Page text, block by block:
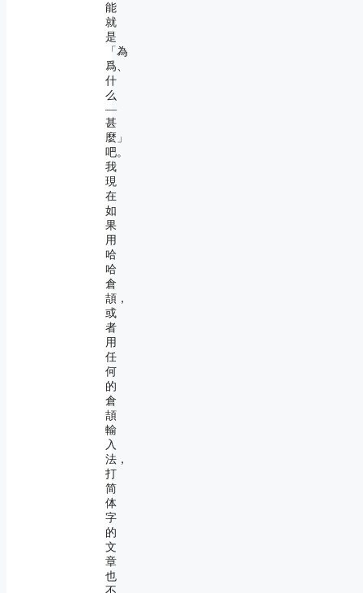
能
就
是
「為
爲、
什
么
―
甚
麼」
吧。
我
現
在
如
果
用
哈
哈
倉
頡，
或
者
用
任
何
的
倉
頡
輸
入
法，
打
简
体
字
的
文
章
也